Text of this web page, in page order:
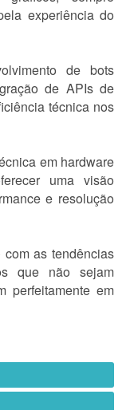
experiência do
de bots
de APIs de
técnica nos
em hardware
uma visão
e resolução
as tendências
que não sejam
perfeitamente em